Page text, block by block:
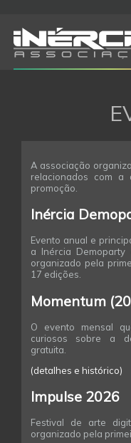
A associação
relacionados com a
promoção.
Inércia
Evento anual e
a Inércia
organizado pela
17 edições.
Momentum
O evento mensal
curiosos sobre a
gratuita.
(detalhes e histórico)
Impulse 2026
Festival de arte
organizado pela